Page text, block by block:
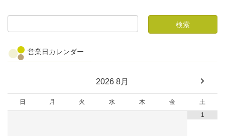
営業日カレンダー
2026 8月
日 月 火 水 木 金
土
1